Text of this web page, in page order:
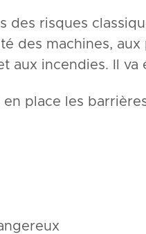
des risques
des machines,
aux incendies. Il
place les